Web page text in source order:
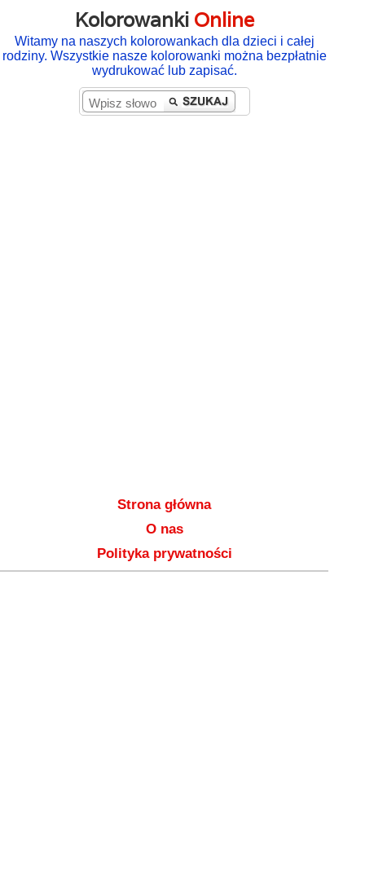
Kolorowanki Online
Witamy na naszych kolorowankach dla dzieci i całej
rodziny. Wszystkie nasze kolorowanki można bezpłatnie
wydrukować lub zapisać.
Strona główna
O nas
Polityka prywatności